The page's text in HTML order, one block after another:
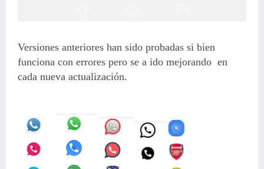
Versiones anteriores han sido probadas si bien
funciona con errores pero se a ido mejorando en
cada nueva actualización.